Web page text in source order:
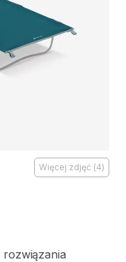
Więcej zdjęć (4)
rozwiązania